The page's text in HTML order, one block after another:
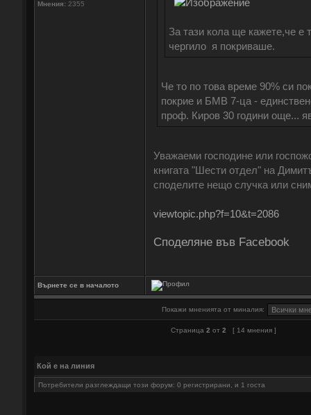
Мнения: 2355
За тази кола ще кажете,че
чергило я покриваше.
Че то по това време 90% си
покрие и БМВ 7-ца -
проф. Киров 30 години
Уважаеми господине или
книгата "Шести отдел" на
споделите нещо случка или
viewtopic.php?f=10&t=2086
Споделяне във Facebook
Върнете се в началото
Покажи мненията от миналия:
Страница 2 от 2 [ 14 мнения ]
Кой е на линия
Потребители разглеждащи този форум: 0 регистрирани, и 1 госта